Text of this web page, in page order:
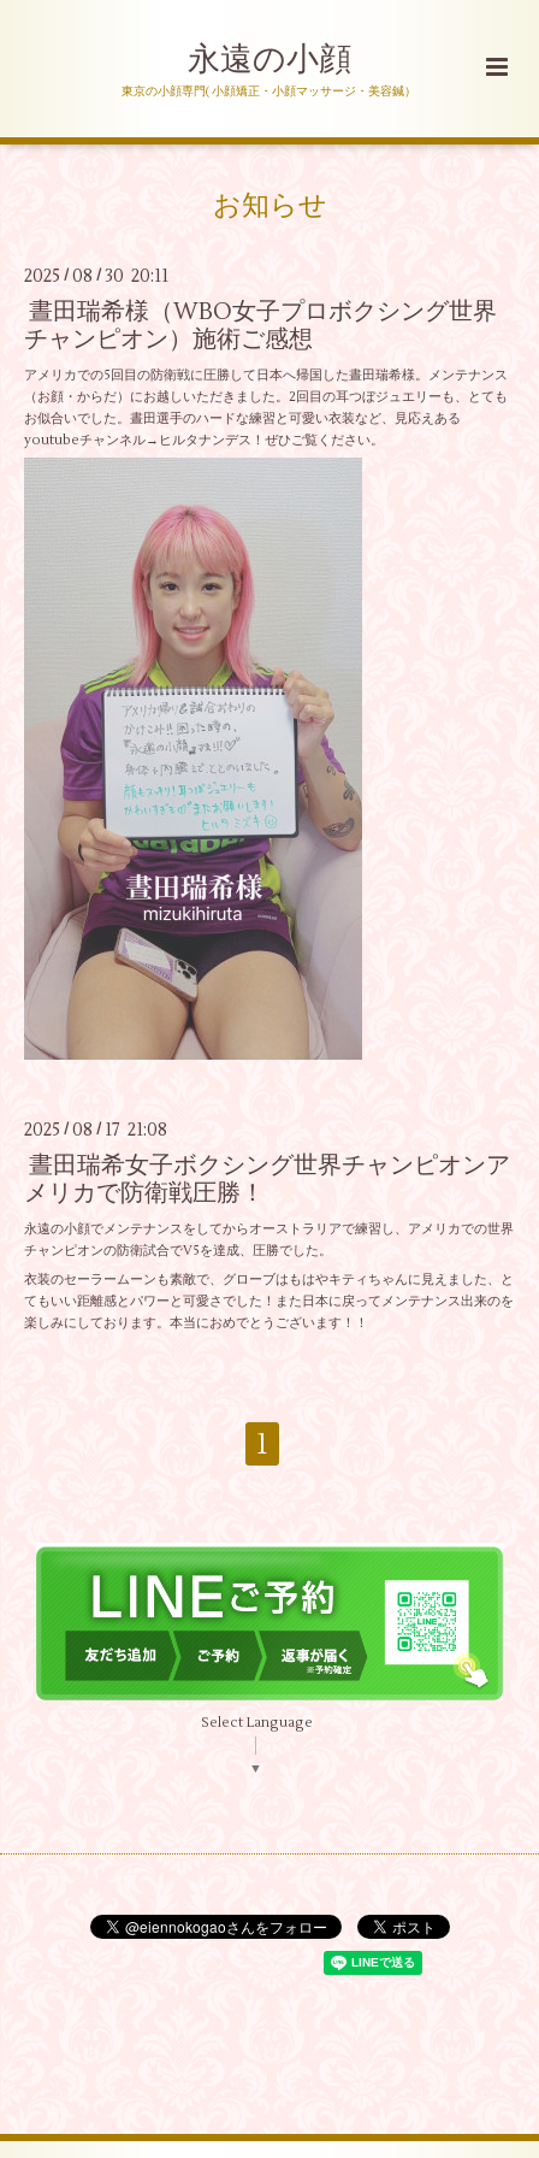
永遠の小顔
東京の小顔専門( 小顔矯正・小顔マッサージ・美容鍼）
お知らせ
2025 / 08 /30 20:11
晝田瑞希様（WBO女子プロボクシング世界
チャンピオン）施術ご感想
アメリカでの5回目の防衛戦に圧勝して日本へ帰国した晝田瑞希様。メンテナンス
（お顔・からだ）にお越しいただきました。2回目の耳つぼジュエリーも、とても
お似合いでした。晝田選手のハードな練習と可愛い衣装など、見応えある
youtubeチャンネル→ヒルタナンデス！ぜひご覧ください。
2025 /08 / 17 21:08
晝田瑞希女子ボクシング世界チャンピオンア
メリカで防衛戦圧勝！
永遠の小顔でメンテナンスをしてからオーストラリアで練習し、アメリカでの世界
チャンピオンの防衛試合でV5を達成、圧勝でした。
衣装のセーラームーンも素敵で、グローブはもはやキティちゃんに見えました、と
てもいい距離感とパワーと可愛さでした！また日本に戻ってメンテナンス出来のを
楽しみにしております。本当におめでとうございます！！
1
Select Language
▼